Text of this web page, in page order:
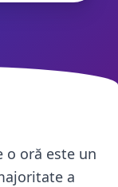
o oră este un
a